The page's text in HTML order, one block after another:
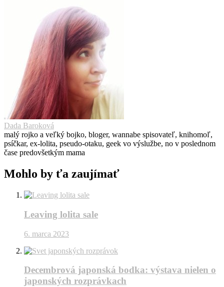
Dada Baroková
malý rojko a veľký bojko, bloger, wannabe spisovateľ, knihomoľ,
psíčkar, ex-lolita, pseudo-otaku, geek vo výslužbe, no v poslednom
čase predovšetkým mama
Mohlo by ťa zaujímať
Leaving lolita sale
6. marca 2023
Decembrová japonská bodka: výstava nielen o
japonských rozprávkach